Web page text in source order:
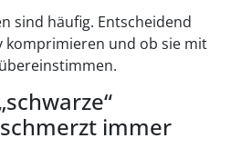
sind häufig. Entscheidend
komprimieren und ob sie mit
immer